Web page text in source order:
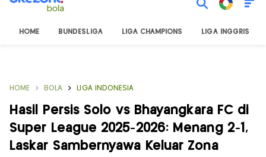
HOME BUNDESLIGA LIGA CHAMPIONS LIGA INGGRIS
HOME BOLA LIGA INDONESIA
Hasil Persis Solo vs Bhayangkara FC di
Super League 2025-2026: Menang 2-1,
Laskar Sambernyawa Keluar Zona